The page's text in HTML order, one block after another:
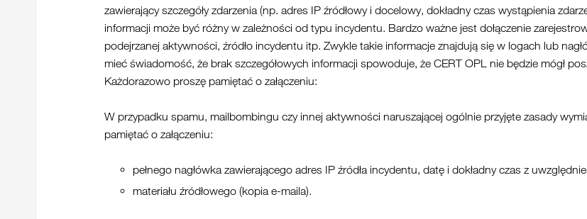
zawierający szczegóły zdarzenia (np. adres IP źródłowy i docelowy, dokładny czas wystąpienia
informacji może być różny w zależności od typu incydentu. Bardzo ważne jest dołączenie
podejrzanej aktywności, źródło incydentu itp. Zwykle takie informacje znajdują się w logach lub
mieć świadomość, że brak szczegółowych informacji spowoduje, że CERT OPL nie będzie mógł
Każdorazowo proszę pamiętać o załączeniu:
W przypadku spamu, mailbombingu czy innej aktywności naruszającej ogólnie przyjęte zasady
pamiętać o załączeniu:
pełnego nagłówka zawierającego adres IP źródła incydentu, datę i dokładny czas z
materiału źródłowego (kopia e-maila).